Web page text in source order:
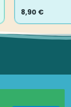
8,90 €